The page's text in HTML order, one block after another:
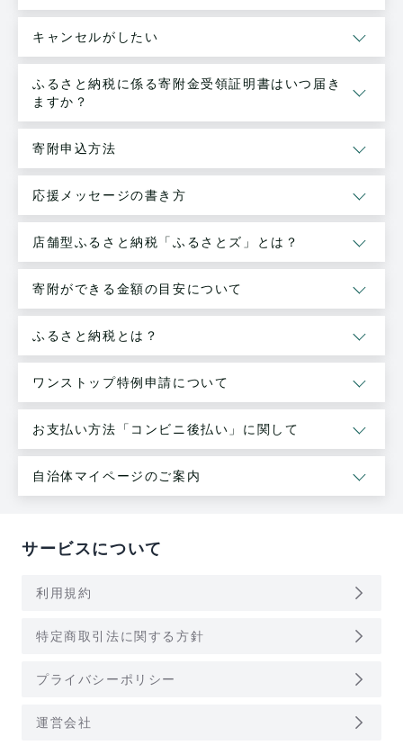
キャンセルがしたい
ふるさと納税に係る寄附金受領証明書はいつ届き
ますか？
寄附申込方法
応援メッセージの書き方
店舗型ふるさと納税「ふるさとズ」とは？
寄附ができる金額の目安について
ふるさと納税とは？
ワンストップ特例申請について
お支払い方法「コンビニ後払い」に関して
自治体マイページのご案内
サービスについて
利用規約 arrow_forward_ios
特定商取引法に関する方針 arrow_forward_ios
プライバシーポリシー arrow_forward_ios
運営会社 arrow_forward_ios